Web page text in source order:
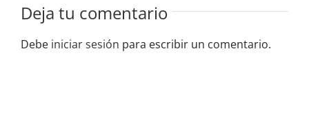
Deja tu comentario
Debe iniciar sesión para escribir un comentario.